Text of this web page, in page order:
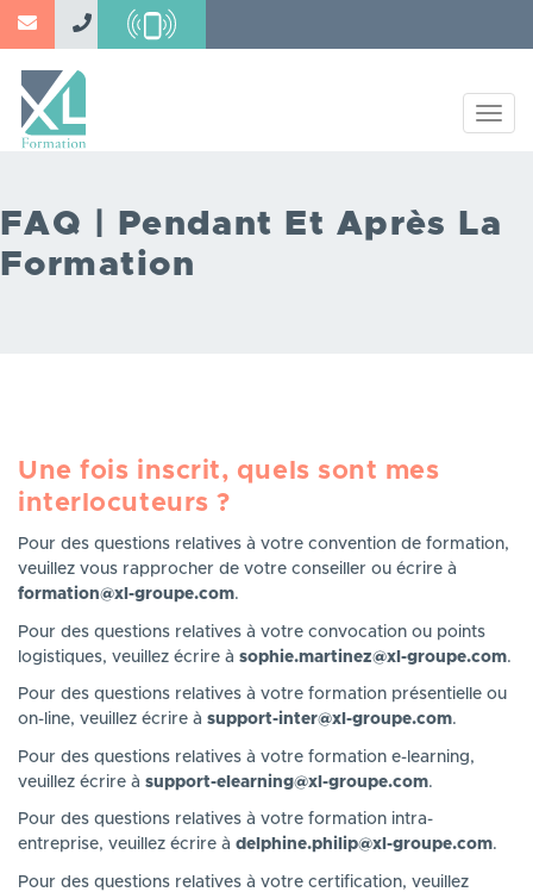
Aller
principal
FAQ | Pendant Et Après La
Formation
Une fois inscrit, quels sont mes
interlocuteurs ?
Pour des questions relatives à votre convention de formation,
veuillez vous rapprocher de votre conseiller ou écrire à
formation@xl-groupe.com.
Pour des questions relatives à votre convocation ou points
logistiques, veuillez écrire à sophie.martinez@xl-groupe.com.
Pour des questions relatives à votre formation présentielle ou
on-line, veuillez écrire à support-inter@xl-groupe.com.
Pour des questions relatives à votre formation e-learning,
veuillez écrire à support-elearning@xl-groupe.com.
Pour des questions relatives à votre formation intra-
entreprise, veuillez écrire à delphine.philip@xl-groupe.com.
Pour des questions relatives à votre certification, veuillez